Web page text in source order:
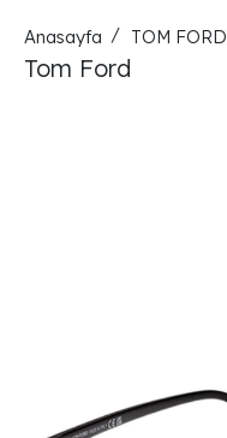
Anasayfa TOM FORD
Tom Ford